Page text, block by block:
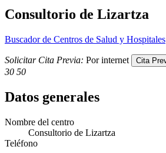
Consultorio de Lizartza
Buscador de Centros de Salud y Hospitales
Solicitar Cita Previa: Por internet
30 50
Datos generales
Nombre del centro
Consultorio de Lizartza
Teléfono